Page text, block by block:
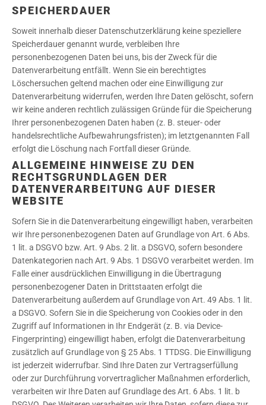
SPEICHERDAUER
Soweit innerhalb dieser Datenschutzerklärung keine speziellere
Speicherdauer genannt wurde, verbleiben Ihre
personenbezogenen Daten bei uns, bis der Zweck für die
Datenverarbeitung entfällt. Wenn Sie ein berechtigtes
Löschersuchen geltend machen oder eine Einwilligung zur
Datenverarbeitung widerrufen, werden Ihre Daten gelöscht, sofern
wir keine anderen rechtlich zulässigen Gründe für die Speicherung
Ihrer personenbezogenen Daten haben (z. B. steuer- oder
handelsrechtliche Aufbewahrungsfristen); im letztgenannten Fall
erfolgt die Löschung nach Fortfall dieser Gründe.
ALLGEMEINE HINWEISE ZU DEN
RECHTSGRUNDLAGEN DER
DATENVERARBEITUNG AUF DIESER
WEBSITE
Sofern Sie in die Datenverarbeitung eingewilligt haben, verarbeiten
wir Ihre personenbezogenen Daten auf Grundlage von Art. 6 Abs.
1 lit. a DSGVO bzw. Art. 9 Abs. 2 lit. a DSGVO, sofern besondere
Datenkategorien nach Art. 9 Abs. 1 DSGVO verarbeitet werden. Im
Falle einer ausdrücklichen Einwilligung in die Übertragung
personenbezogener Daten in Drittstaaten erfolgt die
Datenverarbeitung außerdem auf Grundlage von Art. 49 Abs. 1 lit.
a DSGVO. Sofern Sie in die Speicherung von Cookies oder in den
Zugriff auf Informationen in Ihr Endgerät (z. B. via Device-
Fingerprinting) eingewilligt haben, erfolgt die Datenverarbeitung
zusätzlich auf Grundlage von § 25 Abs. 1 TTDSG. Die Einwilligung
ist jederzeit widerrufbar. Sind Ihre Daten zur Vertragserfüllung
oder zur Durchführung vorvertraglicher Maßnahmen erforderlich,
verarbeiten wir Ihre Daten auf Grundlage des Art. 6 Abs. 1 lit. b